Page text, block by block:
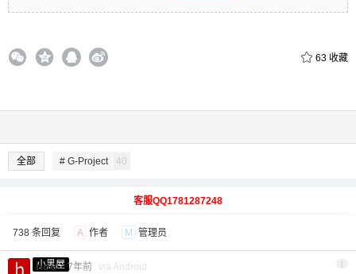
63 收藏
全部 # G-Project 40
客服QQ1781287248
738 条回复 A 作者 M 管理员
小黑屋
hou 7年前 via Android